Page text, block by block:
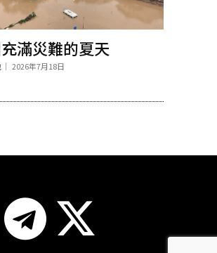
滿災難的夏天
2026年7月18日